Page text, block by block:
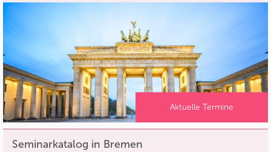
Aktuelle Termine
Seminarkatalog in Bremen